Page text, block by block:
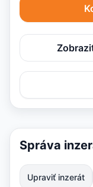
Správa
Upraviť inzerát